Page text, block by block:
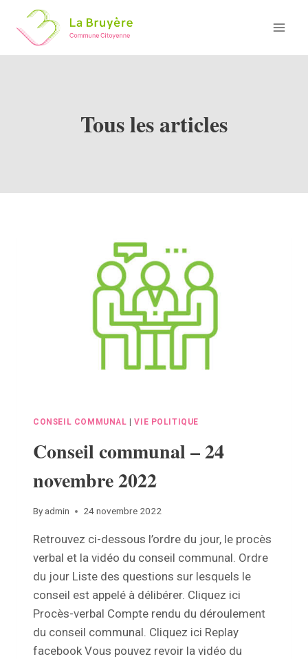
content
Tous les articles
CONSEIL COMMUNAL |VIE POLITIQUE
Conseil communal – 24
novembre 2022
By admin 24 novembre 2022
Retrouvez ci-dessous l’ordre du jour, le procès
verbal et la vidéo du conseil communal. Ordre
du jour Liste des questions sur lesquels le
conseil est appelé à délibérer. Cliquez ici
Procès-verbal Compte rendu du déroulement
du conseil communal. Cliquez ici Replay
facebook Vous pouvez revoir la vidéo du